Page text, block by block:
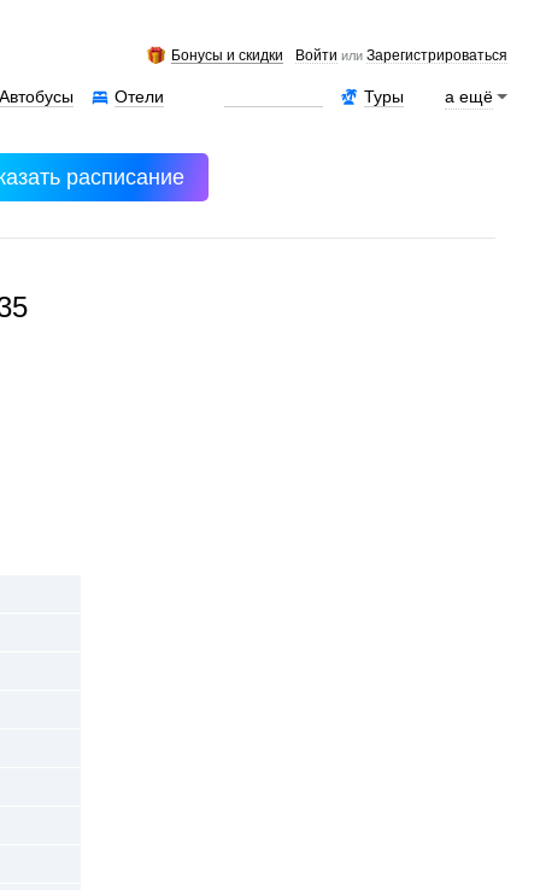
Бонусы и скидки Войти илиЗарегистрироваться
а ещё
Туры
Отели
Автобусы
расписание